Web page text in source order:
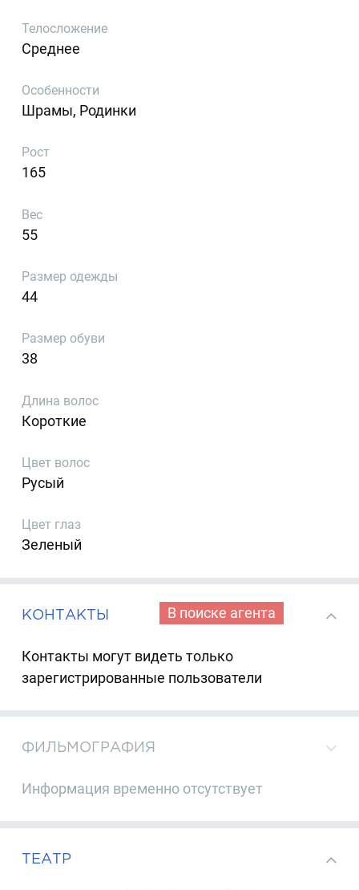
Телосложение
Среднее
Особенности
Шрамы, Родинки
Рост
165
Вес
55
Размер одежды
44
Размер обуви
38
Длина волос
Короткие
Цвет волос
Русый
Цвет глаз
Зеленый
КОНТАКТЫ В поиске агента
Контакты могут видеть только
зарегистрированные пользователи
ФИЛЬМОГРАФИЯ
Информация временно отсутствует
ТЕАТР